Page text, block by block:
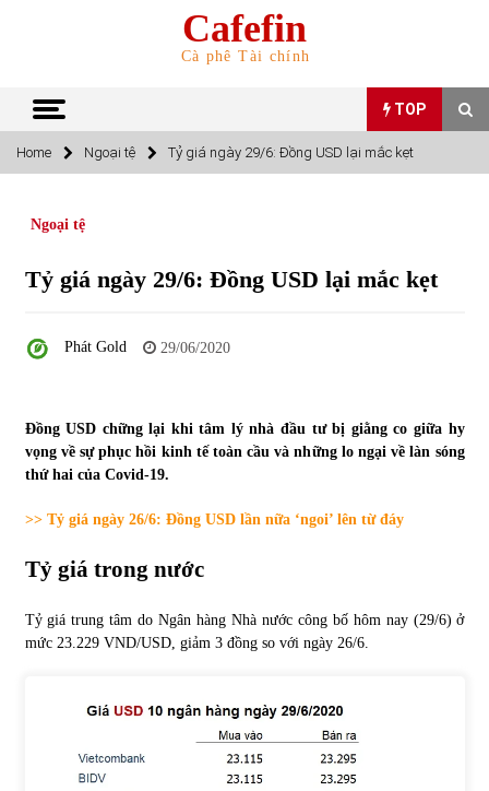
Cafefin
Cà phê Tài chính
TOP
TOP
5/2022
Top 10 mặt hàng Việt Nam xuất khẩu nhiều nhất tháng
5/2022
07/06/2022
Tự doanh ngày 3.6.2022: CTCK mua ròng 28,7 tỷ đồng
Top 10 tỷ phú giàu nhất thế giới – Bảng xếp hạng 2022
31/05/2022
Bất ổn từ các cuộc đấu giá đất ở Thanh Hoá
31/05/2022
Home Ngoại tệ Tỷ giá ngày 29/6: Đồng USD lại mắc kẹt
Ngoại tệ
Tỷ giá ngày 29/6: Đồng USD lại mắc kẹt
Phát Gold 29/06/2020
Đồng USD chững lại khi tâm lý nhà đầu tư bị giằng co giữa hy
vọng về sự phục hồi kinh tế toàn cầu và những lo ngại về làn sóng
thứ hai của Covid-19.
>> Tỷ giá ngày 26/6: Đồng USD lần nữa ‘ngoi’ lên từ đáy
Tỷ giá trong nước
Tỷ giá trung tâm do Ngân hàng Nhà nước công bố hôm nay (29/6) ở
mức 23.229 VND/USD, giảm 3 đồng so với ngày 26/6.